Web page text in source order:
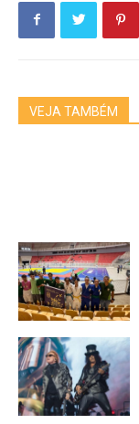
VEJA TAMBÉM